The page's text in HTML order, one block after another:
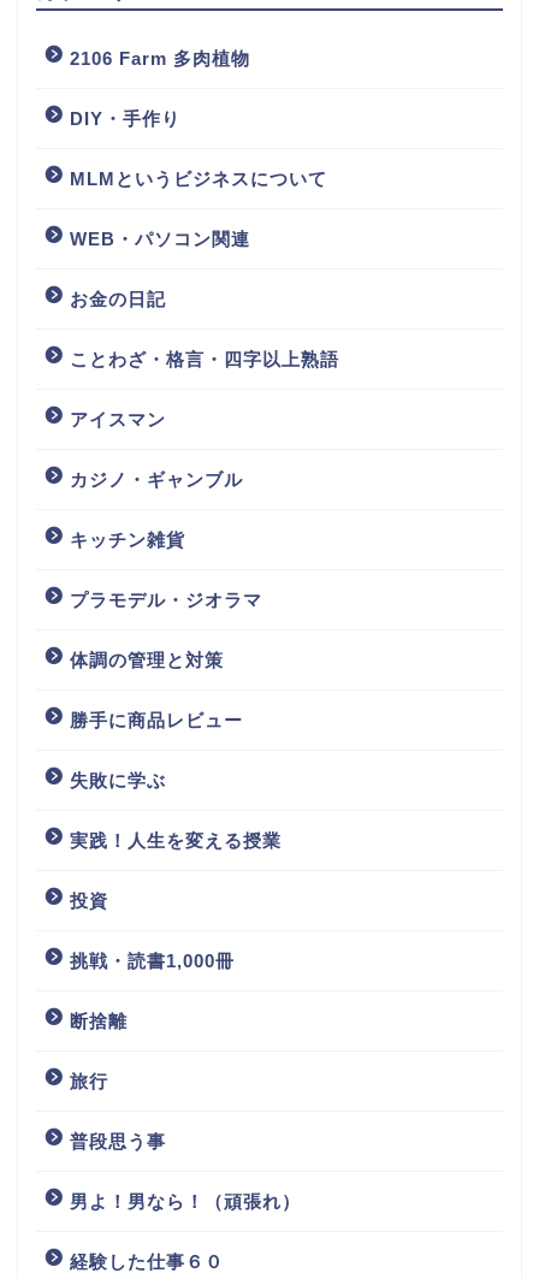
2106 Farm 多肉植物
DIY・手作り
MLMというビジネスについて
WEB・パソコン関連
お金の日記
ことわざ・格言・四字以上熟語
アイスマン
カジノ・ギャンブル
キッチン雑貨
プラモデル・ジオラマ
体調の管理と対策
勝手に商品レビュー
失敗に学ぶ
実践！人生を変える授業
投資
挑戦・読書1,000冊
断捨離
旅行
普段思う事
男よ！男なら！（頑張れ）
経験した仕事６０